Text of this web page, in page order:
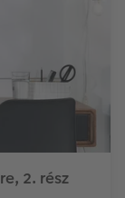
2. rész